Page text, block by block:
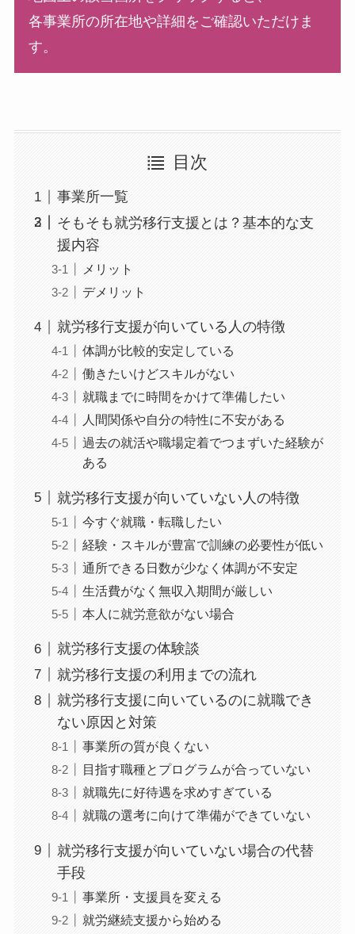
各事業所の所在地や詳細をご確認いただけま
す。
目次
事業所一覧
そもそも就労移行支援とは？基本的な支
援内容
メリット
デメリット
就労移行支援が向いている人の特徴
体調が比較的安定している
働きたいけどスキルがない
就職までに時間をかけて準備したい
人間関係や自分の特性に不安がある
過去の就活や職場定着でつまずいた経験が
ある
就労移行支援が向いていない人の特徴
今すぐ就職・転職したい
経験・スキルが豊富で訓練の必要性が低い
通所できる日数が少なく体調が不安定
生活費がなく無収入期間が厳しい
本人に就労意欲がない場合
就労移行支援の体験談
就労移行支援の利用までの流れ
就労移行支援に向いているのに就職でき
ない原因と対策
事業所の質が良くない
目指す職種とプログラムが合っていない
就職先に好待遇を求めすぎている
就職の選考に向けて準備ができていない
就労移行支援が向いていない場合の代替
手段
事業所・支援員を変える
就労継続支援から始める